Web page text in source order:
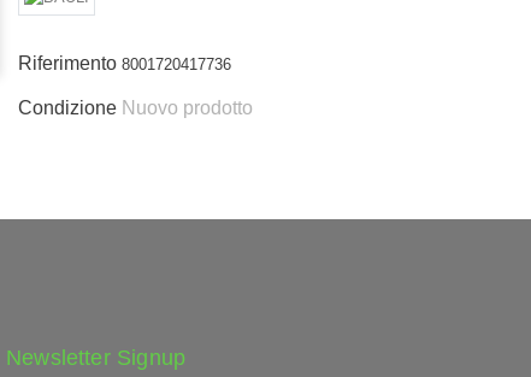
Riferimento 8001720417736
Condizione Nuovo prodotto
Newsletter Signup